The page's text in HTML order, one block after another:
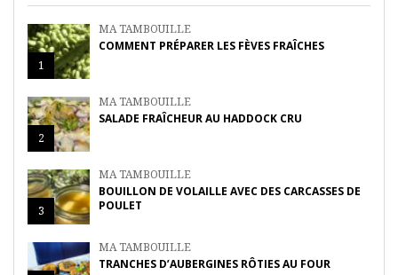
1
MA TAMBOUILLE
COMMENT PRÉPARER LES FÈVES FRAÎCHES
2
MA TAMBOUILLE
SALADE FRAÎCHEUR AU HADDOCK CRU
3
MA TAMBOUILLE
BOUILLON DE VOLAILLE AVEC DES CARCASSES DE
POULET
MA TAMBOUILLE
TRANCHES D’AUBERGINES RÔTIES AU FOUR